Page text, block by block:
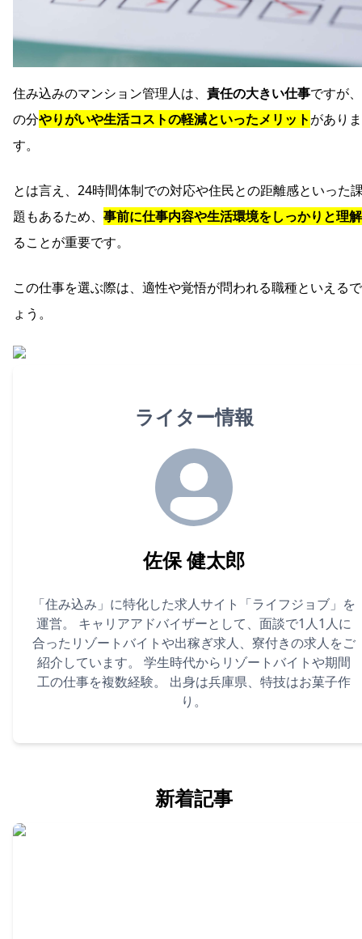
住み込みのマンション管理人は、 責任の大きい仕事ですが
の分やりがいや生活コストの軽減といったメリットがありま
す。
とは言え、24時間体制での対応や住民との距離感といった
題もあるため、 事前に仕事内容や生活環境をしっかりと理解
ることが重要です。
この仕事を選ぶ際は、適性や覚悟が問われる職種といえる
ょう。
ライター情報
佐保 健太郎
「住み込み」に特化した求人サイト「ライフジョブ」を
運営。 キャリアアドバイザーとして、面談で1人1人に
合ったリゾートバイトや出稼ぎ求人、寮付きの求人をご
紹介しています。 学生時代からリゾートバイトや期間
工の仕事を複数経験。 出身は兵庫県、特技はお菓子作
り。
新着記事